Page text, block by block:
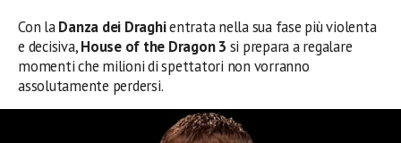
Con laDanza dei Draghientrata nella sua fase più violenta
e decisiva,House of the Dragon 3 si prepara a regalare
momenti che milioni di spettatori non vorranno
assolutamente perdersi.